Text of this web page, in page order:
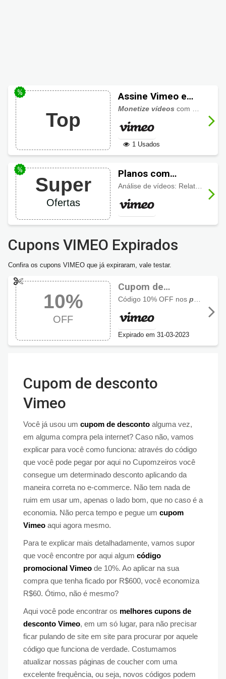
Top
Assine Vimeo e
venda o seu
trabalho!
Monetize vídeos com a Vimeo,
1 Usados
Super
Ofertas
Planos com
análises
avançadas
Cupons VIMEO Expirados
Confira os cupons VIMEO que já expiraram, vale testar.
10%
OFF
Cupom de
desconto Vimeo
10% OFF
Código 10% OFF nosplanos anuais
Expirado em 31-03-2023
Cupom de desconto
Vimeo
Você já usou um cupom de desconto alguma vez,
em alguma compra pela internet? Caso não, vamos
explicar para você como funciona: através do código
que você pode pegar por aqui no Cupomzeiros você
consegue um determinado desconto aplicando da
maneira correta no e-commerce. Não tem nada de
ruim em usar um, apenas o lado bom, que no caso é a
economia. Não perca tempo e pegue um cupom
Vimeo aqui agora mesmo.
Para te explicar mais detalhadamente, vamos supor
que você encontre por aqui algum código
promocional Vimeo de 10%. Ao aplicar na sua
compra que tenha ficado por R$600, você economiza
R$60. Ótimo, não é mesmo?
Aqui você pode encontrar os melhores cupons de
desconto Vimeo, em um só lugar, para não precisar
ficar pulando de site em site para procurar por aquele
código que funciona de verdade. Costumamos
atualizar nossas páginas de coucher com uma
excelente frequência, ou seja, novos códigos podem